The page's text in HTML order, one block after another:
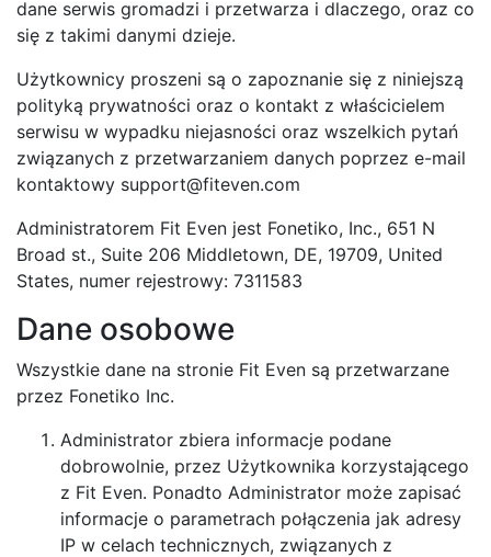
dane serwis gromadzi i przetwarza i dlaczego, oraz co
się z takimi danymi dzieje.
Użytkownicy proszeni są o zapoznanie się z niniejszą
polityką prywatności oraz o kontakt z właścicielem
serwisu w wypadku niejasności oraz wszelkich pytań
związanych z przetwarzaniem danych poprzez e-mail
kontaktowy support@fiteven.com
Administratorem Fit Even jest Fonetiko, Inc., 651 N
Broad st., Suite 206 Middletown, DE, 19709, United
States, numer rejestrowy: 7311583
Dane osobowe
Wszystkie dane na stronie Fit Even są przetwarzane
przez Fonetiko Inc.
Administrator zbiera informacje podane
dobrowolnie, przez Użytkownika korzystającego
z Fit Even. Ponadto Administrator może zapisać
informacje o parametrach połączenia jak adresy
IP w celach technicznych, związanych z